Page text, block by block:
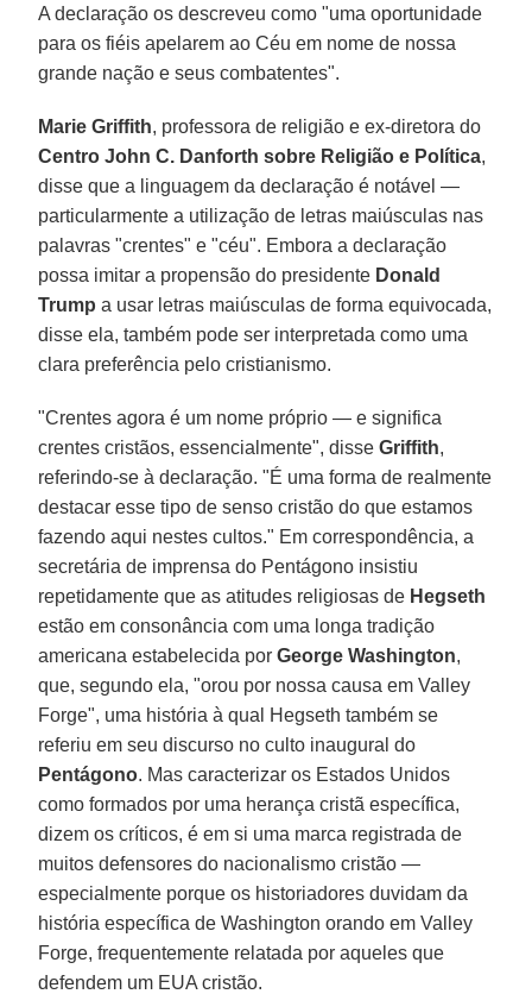
A declaração os descreveu como "uma oportunidade
para os fiéis apelarem ao Céu em nome de nossa
grande nação e seus combatentes".
Marie Griffith, professora de religião e ex-diretora do
Centro John C. Danforth sobre Religião e Política,
disse que a linguagem da declaração é notável —
particularmente a utilização de letras maiúsculas nas
palavras "crentes" e "céu". Embora a declaração
possa imitar a propensão do presidente Donald
Trump a usar letras maiúsculas de forma equivocada,
disse ela, também pode ser interpretada como uma
clara preferência pelo cristianismo.
"Crentes agora é um nome próprio — e significa
crentes cristãos, essencialmente", disseGriffith,
referindo-se à declaração. "É uma forma de realmente
destacar esse tipo de senso cristão do que estamos
fazendo aqui nestes cultos." Em correspondência, a
secretária de imprensa do Pentágono insistiu
repetidamente que as atitudes religiosas de Hegseth
estão em consonância com uma longa tradição
americana estabelecida porGeorge Washington,
que, segundo ela, "orou por nossa causa em Valley
Forge", uma história à qual Hegseth também se
referiu em seu discurso no culto inaugural do
Pentágono. Mas caracterizar os Estados Unidos
como formados por uma herança cristã específica,
dizem os críticos, é em si uma marca registrada de
muitos defensores do nacionalismo cristão —
especialmente porque os historiadores duvidam da
história específica de Washington orando em Valley
Forge, frequentemente relatada por aqueles que
defendem um EUA cristão.